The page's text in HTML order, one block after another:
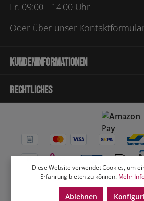
Fr. 09:00 - 14:00 Uhr
Oder über unser
Kundeninformationen
Rechtliches
Diese Website verwendet Cookies, um
Erfahrung bieten zu können. Mehr
Ablehnen